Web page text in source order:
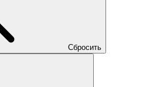
Сбросить